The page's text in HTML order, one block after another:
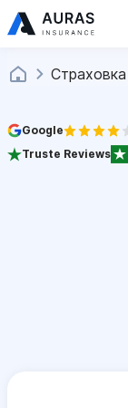
Google
Truste Reviews